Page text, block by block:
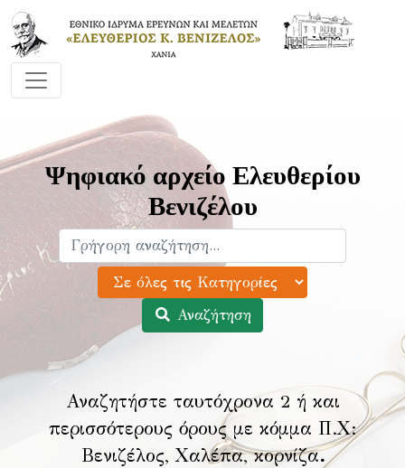
Ψηφιακό αρχείο Ελευθερίου
Βενιζέλου
Αναζήτηση
Αναζητήστε ταυτόχρονα 2 ή και
περισσότερους όρους με κόμμα Π.Χ:
Βενιζέλος, Χαλέπα, κορνίζα.